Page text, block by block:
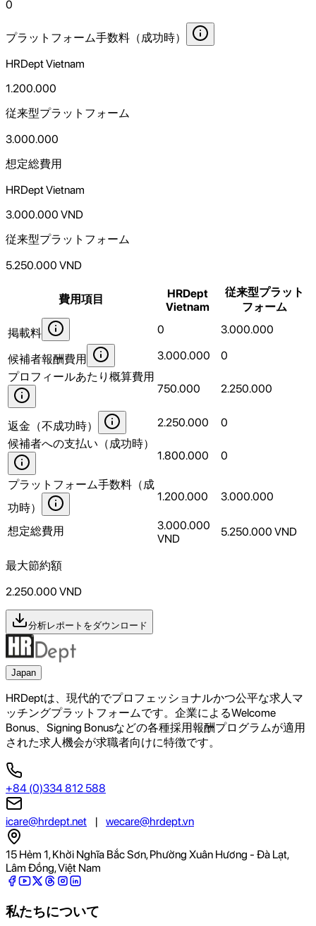
0
プラットフォーム手数料（成功時）
HRDept Vietnam
1.200.000
従来型プラットフォーム
3.000.000
想定総費用
HRDept Vietnam
3.000.000 VND
従来型プラットフォーム
5.250.000 VND
費用項目
HRDept
Vietnam
従来型プラット
フォーム
掲載料
0 3.000.000
候補者報酬費用 3.000.000
0
プロフィールあたり概算費用
750.000
2.250.000
返金（不成功時） 2.250.000
0
候補者への支払い（成功時）
1.800.000
0
プラットフォーム手数料（成
功時）
1.200.000 3.000.000
想定総費用
3.000.000
VND
5.250.000 VND
最大節約額
2.250.000 VND
分析レポートをダウンロード
Japan
HRDeptは、現代的でプロフェッショナルかつ公平な求人マ
ッチングプラットフォームです。企業によるWelcome
Bonus、Signing Bonusなどの各種採用報酬プログラムが適用
された求人機会が求職者向けに特徴です。
+84 (0)334 812 588
icare@hrdept.net | wecare@hrdept.vn
15 Hẻm 1, Khởi Nghĩa Bắc Sơn, Phường Xuân Hương - Đà Lạt,
Lâm Đồng, Việt Nam
私たちについて